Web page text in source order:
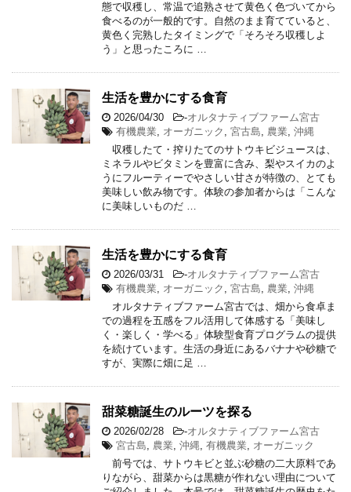
態で収穫し、常温で追熟させて黄色く色づいてから
食べるのが一般的です。自然のまま育てていると、
黄色く完熟したタイミングで「そろそろ収穫しよ
う」と思ったころに …
生活を豊かにする食育
2026/04/30 -オルタナティブファーム宮古
有機農業, オーガニック , 宮古島, 農業, 沖縄
収穫したて・搾りたてのサトウキビジュースは、
ミネラルやビタミンを豊富に含み、梨やスイカのよ
うにフルーティーでやさしい甘さが特徴の、とても
美味しい飲み物です。体験の参加者からは「こんな
に美味しいものだ …
生活を豊かにする食育
2026/03/31 -オルタナティブファーム宮古
有機農業, オーガニック , 宮古島, 農業, 沖縄
オルタナティブファーム宮古では、畑から食卓ま
での過程を五感をフル活用して体感する「美味し
く・楽しく・学べる」体験型食育プログラムの提供
を続けています。生活の身近にあるバナナや砂糖で
すが、実際に畑に足 …
甜菜糖誕生のルーツを探る
2026/02/28 -オルタナティブファーム宮古
宮古島, 農業, 沖縄, 有機農業, オーガニック
前号では、サトウキビと並ぶ砂糖の二大原料であ
りながら、甜菜からは黒糖が作れない理由について